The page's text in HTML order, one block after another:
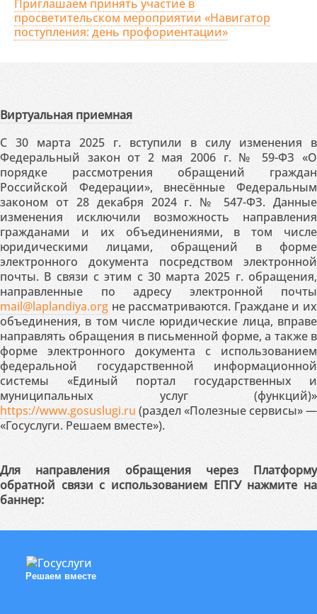
Приглашаем принять участие в
просветительском мероприятии «Навигатор
поступления: день профориентации»
Виртуальная приемная
С 30 марта 2025 г. вступили в силу изменения в
Федеральный закон от 2 мая 2006 г. № 59-ФЗ «О
порядке рассмотрения обращений граждан
Российской Федерации», внесённые Федеральным
законом от 28 декабря 2024 г. № 547-ФЗ. Данные
изменения исключили возможность направления
гражданами и их объединениями, в том числе
юридическими лицами, обращений в форме
электронного документа посредством электронной
почты. В связи с этим с 30 марта 2025 г. обращения,
направленные по адресу электронной почты
mail@laplandiya.org не рассматриваются. Граждане и их
объединения, в том числе юридические лица, вправе
направлять обращения в письменной форме, а также в
форме электронного документа с использованием
федеральной государственной информационной
системы «Единый портал государственных и
муниципальных услуг (функций)»
https://www.gosuslugi.ru (раздел «Полезные сервисы» —
«Госуслуги. Решаем вместе»).
Для направления обращения через Платформу
обратной связи с использованием ЕПГУ нажмите на
баннер:
Решаем вместе